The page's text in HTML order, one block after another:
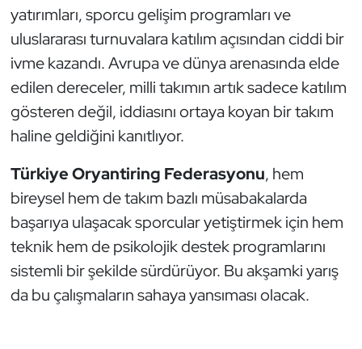
yatırımları, sporcu gelişim programları ve
uluslararası turnuvalara katılım açısından ciddi bir
ivme kazandı. Avrupa ve dünya arenasında elde
edilen dereceler, milli takımın artık sadece katılım
gösteren değil, iddiasını ortaya koyan bir takım
haline geldiğini kanıtlıyor.
Türkiye Oryantiring Federasyonu, hem
bireysel hem de takım bazlı müsabakalarda
başarıya ulaşacak sporcular yetiştirmek için hem
teknik hem de psikolojik destek programlarını
sistemli bir şekilde sürdürüyor. Bu akşamki yarış
da bu çalışmaların sahaya yansıması olacak.
Triatlon
Voleybol
Vücut Geliştirme Fitness
Yelken
Yüzme